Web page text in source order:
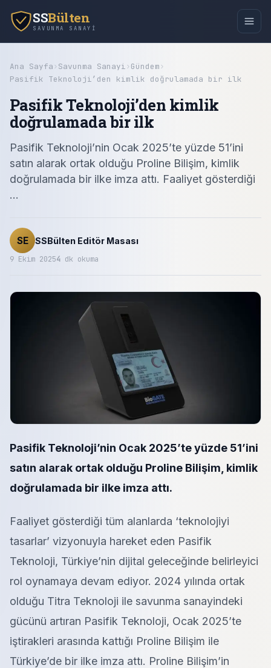
SSBülten
SAVUNMA SANAYI
Ana Sayfa› Savunma Sanayi› Gündem›
Pasifik Teknoloji’den kimlik doğrulamada bir ilk
Pasifik Teknoloji’den kimlik
doğrulamada bir ilk
Pasifik Teknoloji’nin Ocak 2025’te yüzde 51’ini
satın alarak ortak olduğu Proline Bilişim, kimlik
doğrulamada bir ilke imza attı. Faaliyet gösterdiği
...
SE SSBülten Editör Masası
9 Ekim 20254 dk okuma
Pasifik Teknoloji’nin Ocak 2025’te yüzde 51’ini
satın alarak ortak olduğu Proline Bilişim, kimlik
doğrulamada bir ilke imza attı.
Faaliyet gösterdiği tüm alanlarda ‘teknolojiyi
tasarlar’ vizyonuyla hareket eden Pasifik
Teknoloji, Türkiye’nin dijital geleceğinde belirleyici
rol oynamaya devam ediyor. 2024 yılında ortak
olduğu Titra Teknoloji ile savunma sanayindeki
gücünü artıran Pasifik Teknoloji, Ocak 2025’te
iştirakleri arasında kattığı Proline Bilişim ile
Türkiye’de bir ilke imza attı. Proline Bilişim’in